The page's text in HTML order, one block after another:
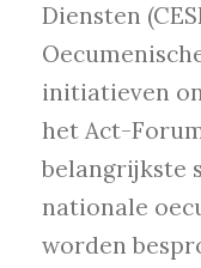
Diensten
initiatieven
het Act-
belangrijkste
nationale
worden